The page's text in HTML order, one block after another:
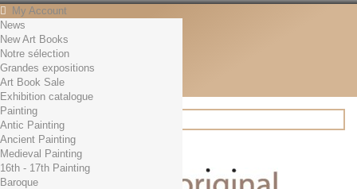
My Account
Contact
English
English
Français
News
Search
News
New Art Books
Notre sélection
Grandes expositions
Art Book Sale
Exhibition catalogue
Painting
Antic Painting
Ancient Painting
Medieval Painting
16th - 17th Painting
Baroque